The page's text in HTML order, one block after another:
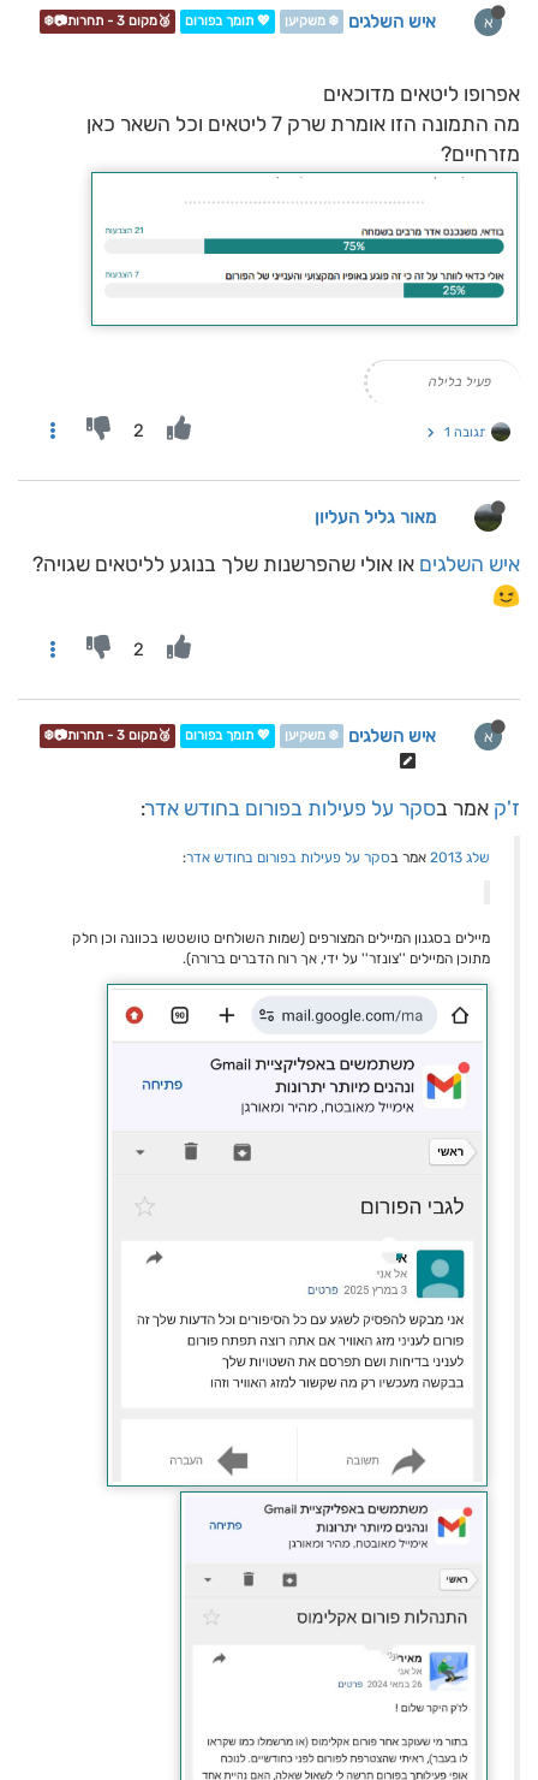
א איש השלגים ❄️ משקיען 💖 תומך בפורום 🥉מקום 3 - תחרות📷❄️
אפרופו ליטאים מדוכאים
מה התמונה הזו אומרת שרק 7 ליטאים וכל השאר כאן
מזרחיים?
פעיל בלילה
תגובה 1 2
מאור גליל העליון
איש השלגים או אולי שהפרשנות שלך בנוגע לליטאים שגויה?
2
א איש השלגים ❄️ משקיען 💖 תומך בפורום 🥉מקום 3 - תחרות📷❄️
ז'ק אמר בסקר על פעילות בפורום בחודש אדר:
שלג 2013 אמר בסקר על פעילות בפורום בחודש אדר:
מיילים בסגנון המיילים המצורפים (שמות השולחים טושטשו בכוונה וכן חלק
מתוכן המיילים ''צונזר'' על ידי, אך רוח הדברים ברורה).